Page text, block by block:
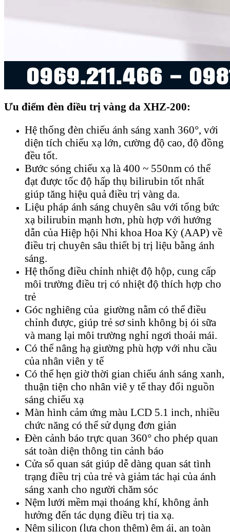
Ưu điểm đèn điều trị vàng da XHZ-200:
Hệ thống đèn chiếu ánh sáng xanh 360°, với
diện tích chiếu xạ lớn, cường độ cao, độ đồng
đều tốt.
Bước sóng chiếu xạ là 400 ~ 550nm có thể
đạt được tốc độ hấp thụ bilirubin tốt nhất
giúp tăng hiệu quả điều trị vàng da.
Liệu pháp ánh sáng chuyên sâu với tổng bức
xạ bilirubin mạnh hơn, phù hợp với hướng
dẫn của Hiệp hội Nhi khoa Hoa Kỳ (AAP) về
điều trị chuyên sâu thiết bị trị liệu bằng ánh
sáng.
Hệ thống điều chỉnh nhiệt độ hộp, cung cấp
môi trường điều trị có nhiệt độ thích hợp cho
trẻ
Góc nghiêng của giường nằm có thể điều
chỉnh được, giúp trẻ sơ sinh không bị ói sữa
và mang lại môi trường nghỉ ngơi thoải mái.
Có thể nâng hạ giường phù hợp với nhu cầu
của nhân viên y tế
Có thể hẹn giờ thời gian chiếu ánh sáng xanh,
thuận tiện cho nhân viê y tế thay đổi nguồn
sáng chiếu xạ
Màn hình cảm ứng màu LCD 5.1 inch, nhiều
chức năng có thể sử dụng đơn giản
Đèn cảnh báo trực quan 360° cho phép quan
sát toàn diện thông tin cảnh báo
Cửa sổ quan sát giúp dễ dàng quan sát tình
trạng điều trị của trẻ và giảm tác hại của ánh
sáng xanh cho người chăm sóc
Nệm lưới mềm mại thoáng khí, không ảnh
hưởng đến tác dụng điều trị tia xạ.
Nệm silicon (lựa chọn thêm) êm ái, an toàn